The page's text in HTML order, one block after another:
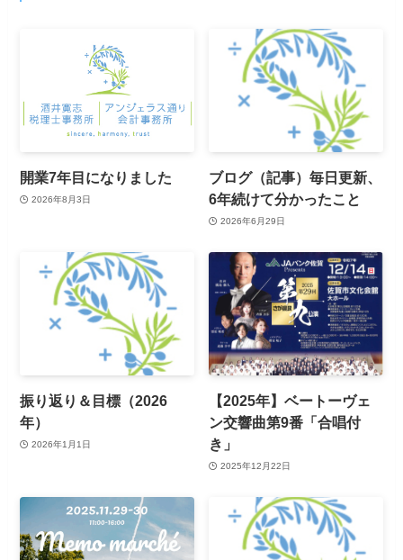
開業7年目になりました
2026年8月3日
ブログ（記事）毎日更新、
6年続けて分かったこと
2026年6月29日
振り返り＆目標（2026
年）
2026年1月1日
【2025年】ベートーヴェ
ン交響曲第9番「合唱付
き」
2025年12月22日